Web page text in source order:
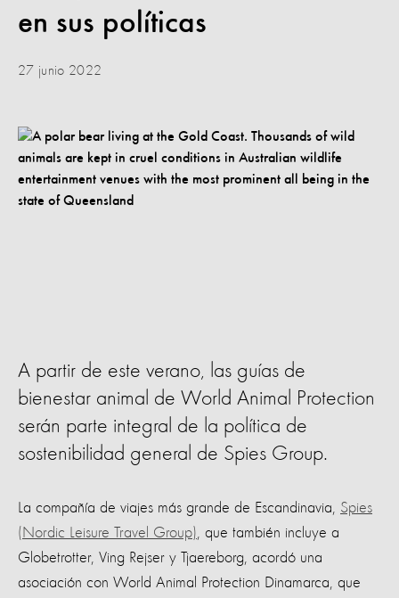
en sus políticas
27 junio 2022
A partir de este verano, las guías de
bienestar animal de World Animal Protection
serán parte integral de la política de
sostenibilidad general de Spies Group.
La compañía de viajes más grande de Escandinavia, Spies
(Nordic Leisure Travel Group) , que también incluye a
Globetrotter, Ving Rejser y Tjaereborg, acordó una
asociación con World Animal Protection Dinamarca, que